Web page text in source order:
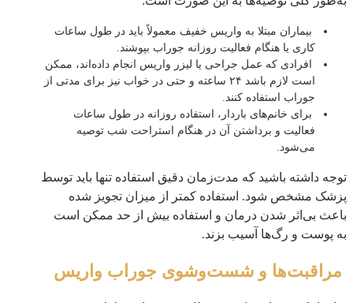
بیماران مبتلا به واریس خفیف معمولاً باید در طول ساعات
کاری یا هنگام فعالیت روزانه جوراب بپوشند.
افرادی که عمل جراحی یا لیزر واریس انجام داده‌اند، ممکن
است لازم باشد ۲۴ ساعته و حتی در خواب نیز برای مدتی از
جوراب استفاده کنند.
برای خانم‌های باردار، استفاده روزانه در طول ساعات
فعالیت و برداشتن آن در هنگام استراحت شب توصیه
می‌شود.
توجه داشته باشید که مدت‌زمان دقیق استفاده تنها باید توسط
پزشک مشخص شود. استفاده کمتر از میزان تجویز شده
باعث بی‌اثر شدن درمان و استفاده بیش از حد ممکن است
به پوست و رگ‌ها آسیب بزند.
مراقبت‌ها و شست‌وشوی جوراب واریس